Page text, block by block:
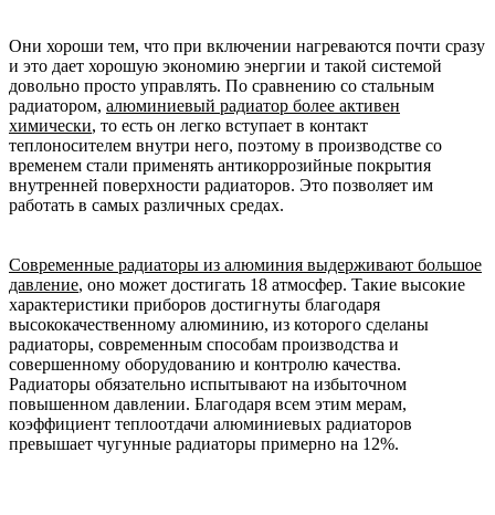
Они хороши тем, что при включении нагреваются почти сразу
и это дает хорошую экономию энергии и такой системой
довольно просто управлять. По сравнению со стальным
радиатором, алюминиевый радиатор более активен
химически, то есть он легко вступает в контакт
теплоносителем внутри него, поэтому в производстве со
временем стали применять антикоррозийные покрытия
внутренней поверхности радиаторов. Это позволяет им
работать в самых различных средах.
Современные радиаторы из алюминия выдерживают большое
давление, оно может достигать 18 атмосфер. Такие высокие
характеристики приборов достигнуты благодаря
высококачественному алюминию, из которого сделаны
радиаторы, современным способам производства и
совершенному оборудованию и контролю качества.
Радиаторы обязательно испытывают на избыточном
повышенном давлении. Благодаря всем этим мерам,
коэффициент теплоотдачи алюминиевых радиаторов
превышает чугунные радиаторы примерно на 12%.